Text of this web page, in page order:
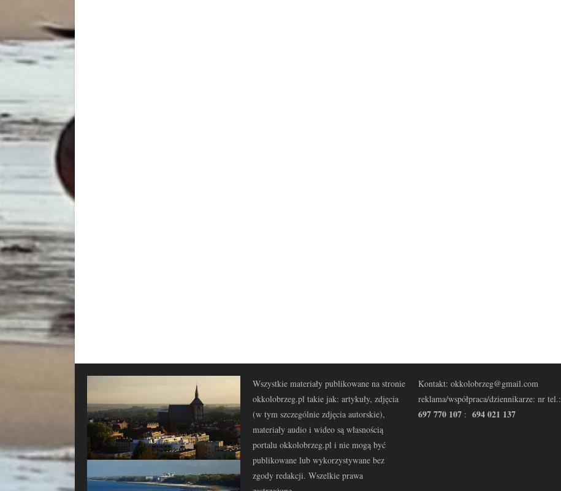
Wszystkie materiały publikowane na stronie
okkolobrzeg.pl takie jak: artykuły, zdjęcia
(w tym szczególnie zdjęcia autorskie),
materiały audio i wideo są własnością
portalu okkolobrzeg.pl i nie mogą być
publikowane lub wykorzystywane bez
zgody redakcji. Wszelkie prawa
Kontakt: okkolobrzeg@gmail.com
reklama/współpraca/dziennikarze: nr tel.:
697 770 107 : 694 021 137